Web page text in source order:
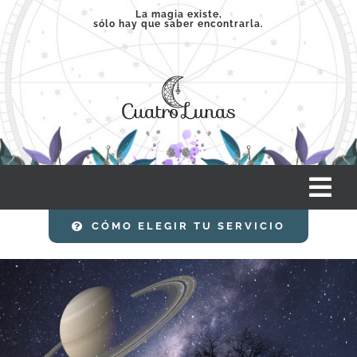
Saltar
contenido
La magia existe,
sólo hay que saber encontrarla.
INICIO
SERVICIOS
CLASES
CÓMO ELEGIR TU SERVICIO